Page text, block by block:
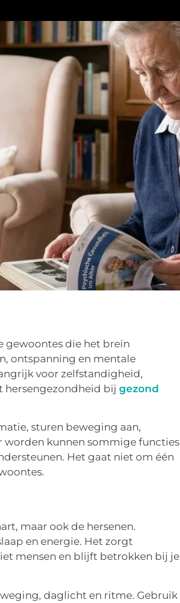
gewoontes die het brein
ontspanning en mentale
voor zelfstandigheid,
hersengezondheid bij gezond
sturen beweging aan,
worden kunnen sommige functies
Het gaat niet om één
maar ook de hersenen.
en energie. Het zorgt
mensen en blijft betrokken bij je
daglicht en ritme. Gebruik